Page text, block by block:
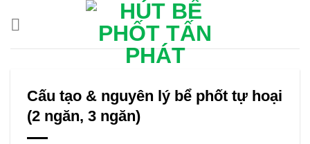
Cấu tạo & nguyên lý bể phốt tự hoại
(2 ngăn, 3 ngăn)